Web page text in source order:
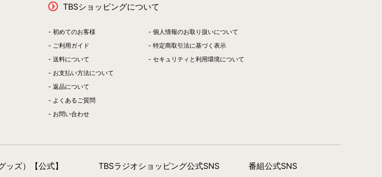
TBSショッピングについて
初めてのお客様
ご利用ガイド
送料について
お支払い方法について
返品について
よくあるご質問
お問い合わせ
個人情報のお取り扱いについて
特定商取引法に基づく表示
セキュリティと利用環境について
ズ）【公式】 TBSラジオショッピング公式SNS 番組公式SNS